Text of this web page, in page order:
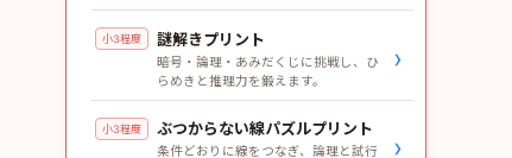
す。
小3程度 謎解きプリント
暗号・論理・あみだくじに挑戦し、ひ
らめきと推理力を鍛えます。
›
小3程度 ぶつからない線パズルプリント
条件どおりに線をつなぎ、論理と試行
›